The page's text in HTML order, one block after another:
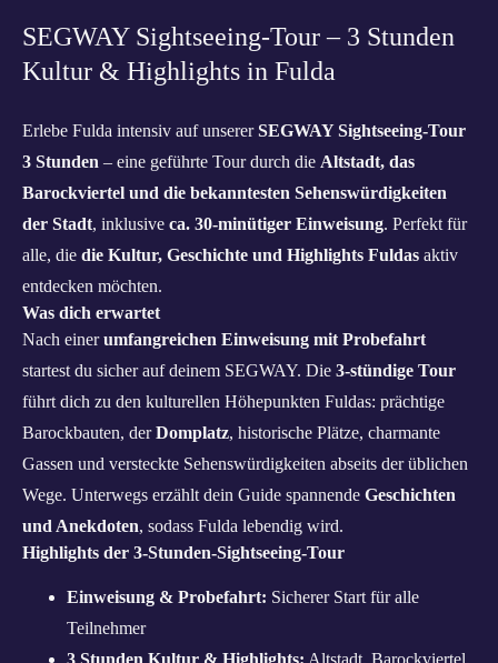
SEGWAY Sightseeing-Tour – 3 Stunden
Kultur & Highlights in Fulda
Erlebe Fulda intensiv auf unsererSEGWAY Sightseeing-Tour
3 Stunden – eine geführte Tour durch die Altstadt, das
Barockviertel und die bekanntesten Sehenswürdigkeiten
der Stadt, inklusive ca. 30-minütiger Einweisung. Perfekt für
alle, die die Kultur, Geschichte und Highlights Fuldas aktiv
entdecken möchten.
Was dich erwartet
Nach einerumfangreichen Einweisung mit Probefahrt
startest du sicher auf deinem SEGWAY. Die 3-stündige Tour
führt dich zu den kulturellen Höhepunkten Fuldas: prächtige
Barockbauten, derDomplatz, historische Plätze, charmante
Gassen und versteckte Sehenswürdigkeiten abseits der üblichen
Wege. Unterwegs erzählt dein Guide spannende Geschichten
und Anekdoten, sodass Fulda lebendig wird.
Highlights der 3-Stunden-Sightseeing-Tour
Einweisung & Probefahrt: Sicherer Start für alle
Teilnehmer
3 Stunden Kultur & Highlights: Altstadt, Barockviertel,